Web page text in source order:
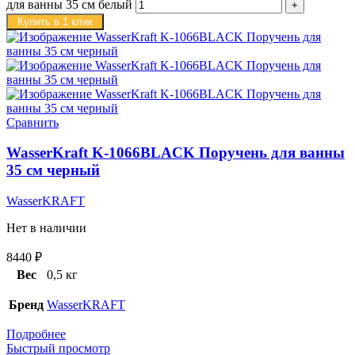
для ванны 35 см белый
Купить в 1 клик
Сравнить
WasserKraft K-1066BLACK Поручень для ванны
35 см черный
WasserKRAFT
Нет в наличии
8440 ₽
Вес
0,5 кг
Бренд WasserKRAFT
Подробнее
Быстрый просмотр